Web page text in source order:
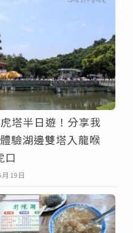
塔半日遊！分享我
驗湖邊雙塔入龍喉
口
月 19 日